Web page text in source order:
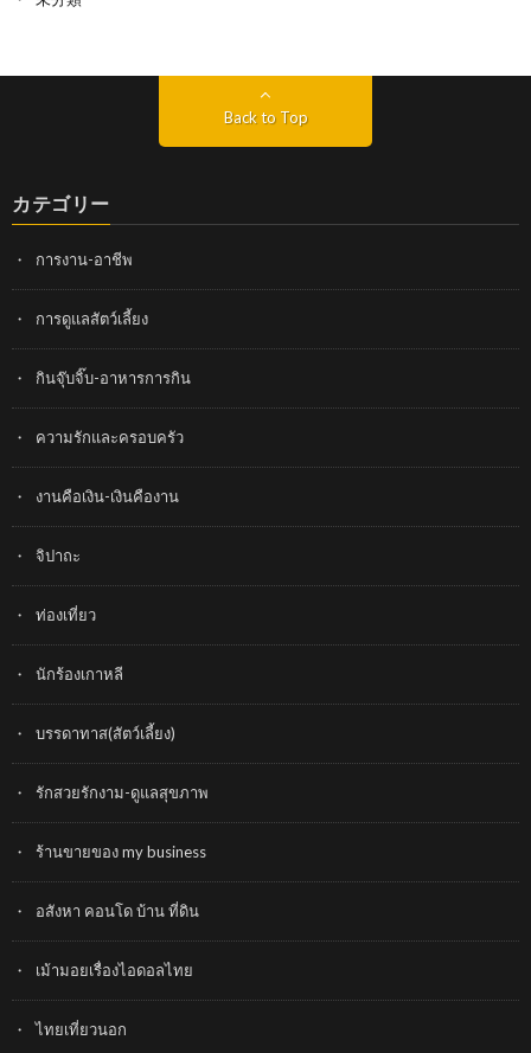
Back to Top
カテゴリー
การงาน-อาชีพ
การดูแลสัตว์เลี้ยง
กินจุ๊บจิ๊บ-อาหารการกิน
ความรักและครอบครัว
งานคือเงิน-เงินคืองาน
จิปาถะ
ท่องเที่ยว
นักร้องเกาหลี
บรรดาทาส(สัตว์เลี้ยง)
รักสวยรักงาม-ดูแลสุขภาพ
ร้านขายของ my business
อสังหา คอนโด บ้าน ที่ดิน
เม้ามอยเรื่องไอดอลไทย
ไทยเที่ยวนอก